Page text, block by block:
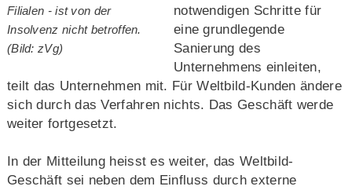
Filialen - ist von der
Insolvenz nicht betroffen.
(Bild: zVg)
notwendigen Schritte für
eine grundlegende
Sanierung des
Unternehmens einleiten,
teilt das Unternehmen mit. Für Weltbild-Kunden ändere
sich durch das Verfahren nichts. Das Geschäft werde
weiter fortgesetzt.
In der Mitteilung heisst es weiter, das Weltbild-
Geschäft sei neben dem Einfluss durch externe